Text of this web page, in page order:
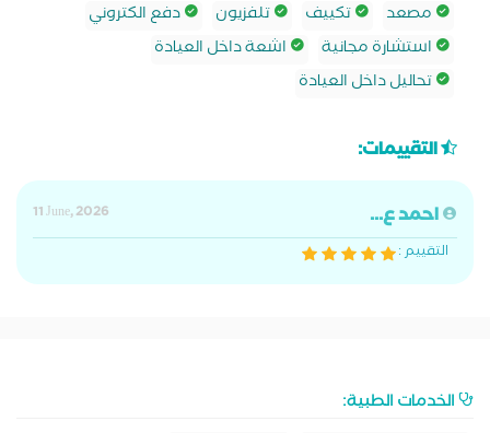
مصعد
تكييف تلفزيون
دفع الكتروني
استشارة مجانية
اشعة داخل العيادة
تحاليل داخل العيادة
التقييمات:
احمد ع...
11 June, 2026
التقييم :
الخدمات الطبية: